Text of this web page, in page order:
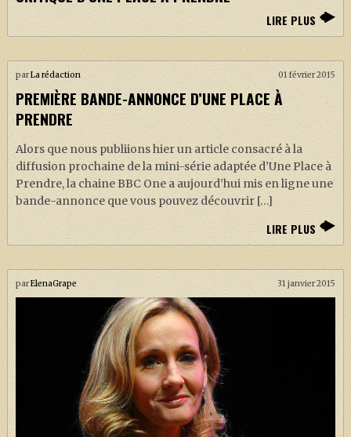
LA SÉRIE HARRY POTTER (REBOOT)
HARRY POTTER : LIVRES
BIOPICS DE HARRY POTTER
LES ANIMAUX FANTASTIQUES
J. K. ROWLING
ARTISANAT MOLDU
FANDOM
LES GRANDS ARTICLES DE LA GAZETTE
LIRE PLUS
parLa rédaction 01 février 2015
PREMIÈRE BANDE-ANNONCE D’UNE PLACE À
PRENDRE
Alors que nous publiions hier un article consacré à la
diffusion prochaine de la mini-série adaptée d’Une Place à
Prendre, la chaine BBC One a aujourd’hui mis en ligne une
bande-annonce que vous pouvez découvrir […]
LIRE PLUS
parElenaGrape 31 janvier 2015